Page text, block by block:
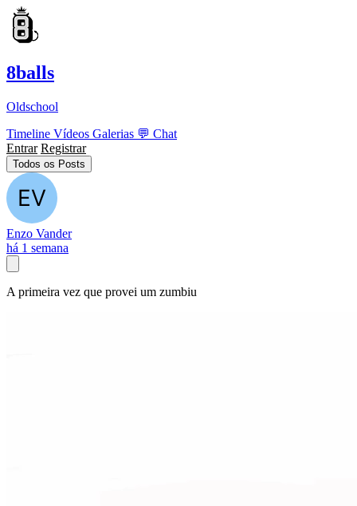
8balls
Oldschool
Timeline Vídeos Galerias 💬 Chat
Entrar Registrar
Todos os Posts
Enzo Vander
há 1 semana
A primeira vez que provei um zumbiu